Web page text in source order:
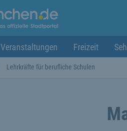
Veranstaltungen Freizeit
Lehrkräfte für berufliche Schulen